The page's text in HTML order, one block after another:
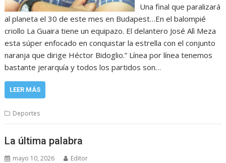
Una final que paralizará
al planeta el 30 de este mes en Budapest…En el balompié
criollo La Guaira tiene un equipazo. El delantero José Alì Meza
esta súper enfocado en conquistar la estrella con el conjunto
naranja que dirige Héctor Bidoglio.” Línea por línea tenemos
bastante jerarquía y todos los partidos son…
LEER MÁS
Deportes
‎La última palabra
mayo 10, 2026 Editor